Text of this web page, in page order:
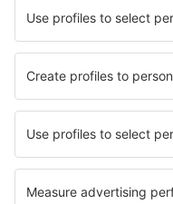
Cajazeiras Pedro
Caldas Novas (CLV)
Campo Mourao
Campinas
Canela Airport